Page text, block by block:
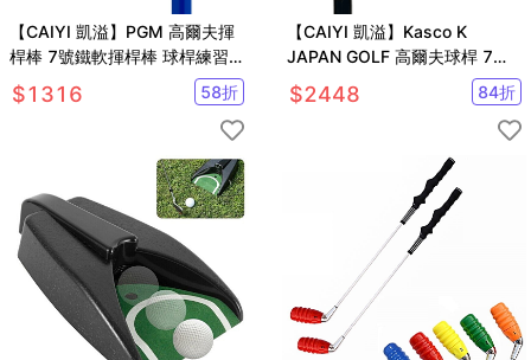
【CAIYI 凱溢】PGM 高爾夫揮
桿棒 7號鐵軟揮桿棒 球桿練習
軟棒 模擬真實球桿
$1316 58折
【CAIYI 凱溢】Kasco K
JAPAN GOLF 高爾夫球桿 7號
鐵桿 練習桿
$2448 84折